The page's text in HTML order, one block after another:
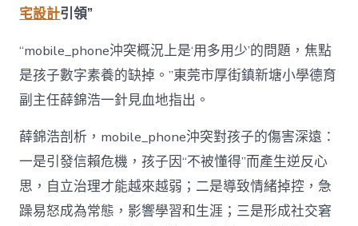
宅設計引領”
“mobile_phone沖突概況上是‘用多用少’的問題，焦點
是孩子數字素養的缺掉。”東莞市厚街鎮新塘小學德育
副主任薛錦浩一針見血地指出。
薛錦浩剖析，mobile_phone沖突對孩子的傷害深遠：
一是引發信賴危機，孩子因“不被懂得”而產生逆反心
思，自立治理才能越來越弱；二是導致情緒掉控，急
躁易怒成為常態，影響學習和生涯；三是形成社交窘